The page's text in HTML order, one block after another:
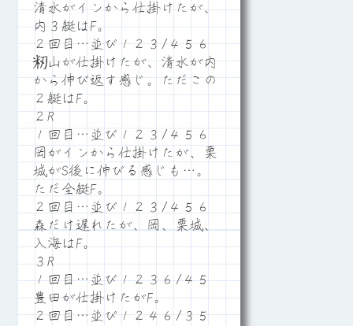
清水がインから仕掛けたが、
内３艇はF。
２回目…並び１２３/４５６
籾山が仕掛けたが、清水が内
から伸び返す感じ。ただこの
２艇はF。
２R
１回目…並び１２３/４５６
岡がインから仕掛けたが、栗
城がS後に伸びる感じも…。
ただ全艇F。
２回目…並び１２３/４５６
森だけ遅れたが、岡、栗城、
入海はF。
３R
１回目…並び１２３６/４５
豊田が仕掛けたがF。
２回目…並び１２４６/３５